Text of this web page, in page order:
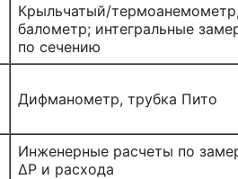
Крыльчатый/термоанемометр,
балометр; интегральные
по сечению
Дифманометр, трубка Пито
Инженерные расчеты по
ΔP и расхода